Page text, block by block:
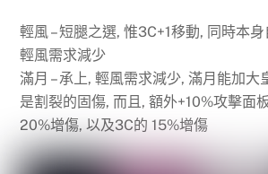
輕風 – 短腿之選, 惟3C+1移動, 同時本
輕風需求減少
滿月 – 承上, 輕風需求減少, 滿月能加大
是割裂的固傷, 而且, 額外+10%攻擊面
20%增傷, 以及3C的 15%增傷